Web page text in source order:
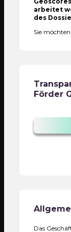
arbeitet
des
Sie
Förder
Das